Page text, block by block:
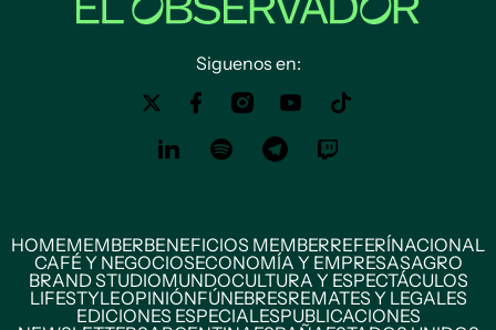
Siguenos en:
HOMEMEMBERBENEFICIOS MEMBERREFERÍNACIONAL
CAFÉ Y NEGOCIOSECONOMÍA Y EMPRESASAGRO
BRAND STUDIOMUNDOCULTURA Y ESPECTÁCULOS
LIFESTYLEOPINIÓNFÚNEBRESREMATES Y LEGALES
EDICIONES ESPECIALESPUBLICACIONES